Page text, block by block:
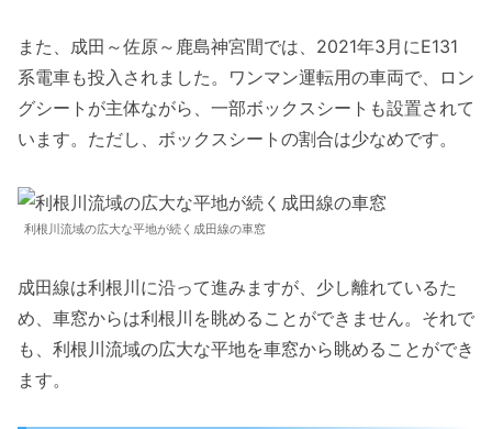
また、成田～佐原～鹿島神宮間では、2021年3月にE131
系電車も投入されました。ワンマン運転用の車両で、ロン
グシートが主体ながら、一部ボックスシートも設置されて
います。ただし、ボックスシートの割合は少なめです。
利根川流域の広大な平地が続く成田線の車窓
成田線は利根川に沿って進みますが、少し離れているた
め、車窓からは利根川を眺めることができません。それで
も、利根川流域の広大な平地を車窓から眺めることができ
ます。